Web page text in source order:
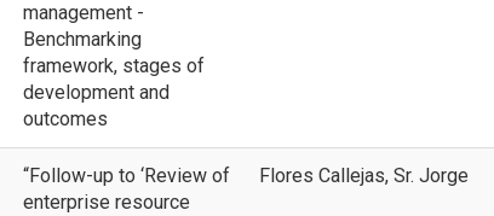
management -
Benchmarking
framework, stages of
development and
outcomes
“Follow-up to ‘Review of
enterprise resource
Flores Callejas, Sr. Jorge